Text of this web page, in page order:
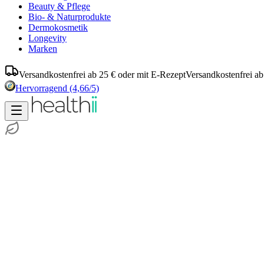
Beauty & Pflege
Bio- & Naturprodukte
Dermokosmetik
Longevity
Marken
Versandkostenfrei ab 25 € oder mit E-RezeptVersandkostenfrei
Hervorragend (4,66/5)